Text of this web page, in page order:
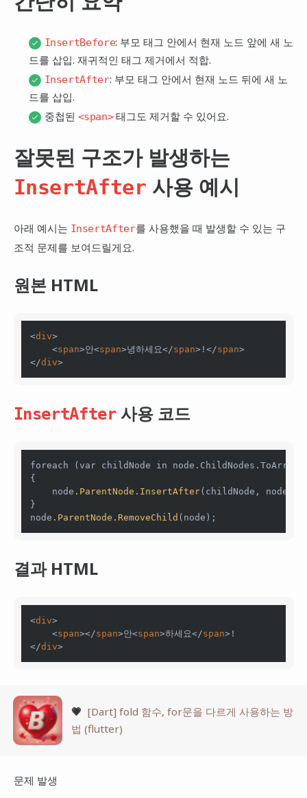
InsertBefore: 부모 태그 안에서 현재 노드 앞에 새 노
드를 삽입. 재귀적인 태그 제거에서 적합.
InsertAfter: 부모 태그 안에서 현재 노드 뒤에 새 노
드를 삽입.
중첩된 <span>태그도 제거할 수 있어요.
잘못된 구조가 발생하는
InsertAfter 사용 예시
아래 예시는 InsertAfter를 사용했을 때 발생할 수 있는 구
조적 문제를 보여드릴게요.
원본 HTML
<div>
    <
span>안<span>녕하세요</span>!</span>
</div
InsertAfter사용 코드
foreach (var childNode in
{
    node
.ParentNode .InsertAfter(childNode, node);
}
node .ParentNode .RemoveChild
결과 HTML
<div>
    <
span></span>안<span>하세요</span>!
</div
💗 [Dart] fold 함수, for문을 다르게 사용하는 방
법 (flutter)
문제 발생